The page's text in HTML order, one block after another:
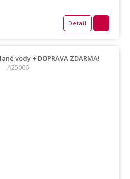
Detail
vody + DOPRAVA ZDARMA!
A25006